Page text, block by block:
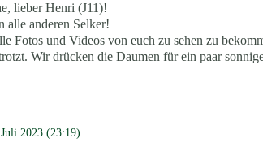
lieber Henri (J11)!
alle anderen Selker!
Fotos und Videos von euch zu sehen zu
Wir drücken die Daumen für ein paar
2023 (23:19)